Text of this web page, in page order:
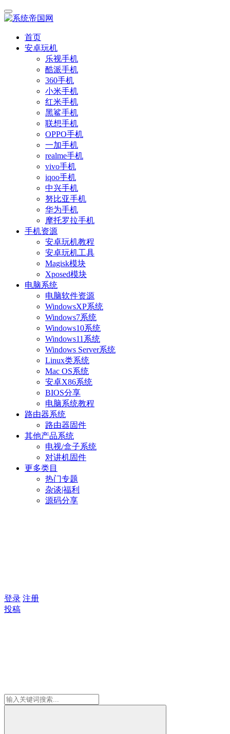
首页
安卓玩机
乐视手机
酷派手机
360手机
小米手机
红米手机
黑鲨手机
联想手机
OPPO手机
一加手机
realme手机
vivo手机
iqoo手机
中兴手机
努比亚手机
华为手机
摩托罗拉手机
手机资源
安卓玩机教程
安卓玩机工具
Magisk模块
Xposed模块
电脑系统
电脑软件资源
WindowsXP系统
Windows7系统
Windows10系统
Windows11系统
Windows Server系统
Linux类系统
Mac OS系统
安卓X86系统
BIOS分享
电脑系统教程
路由器系统
路由器固件
其他产品系统
电视/盒子系统
对讲机固件
更多类目
热门专题
杂谈|福利
源码分享
登录 注册
投稿